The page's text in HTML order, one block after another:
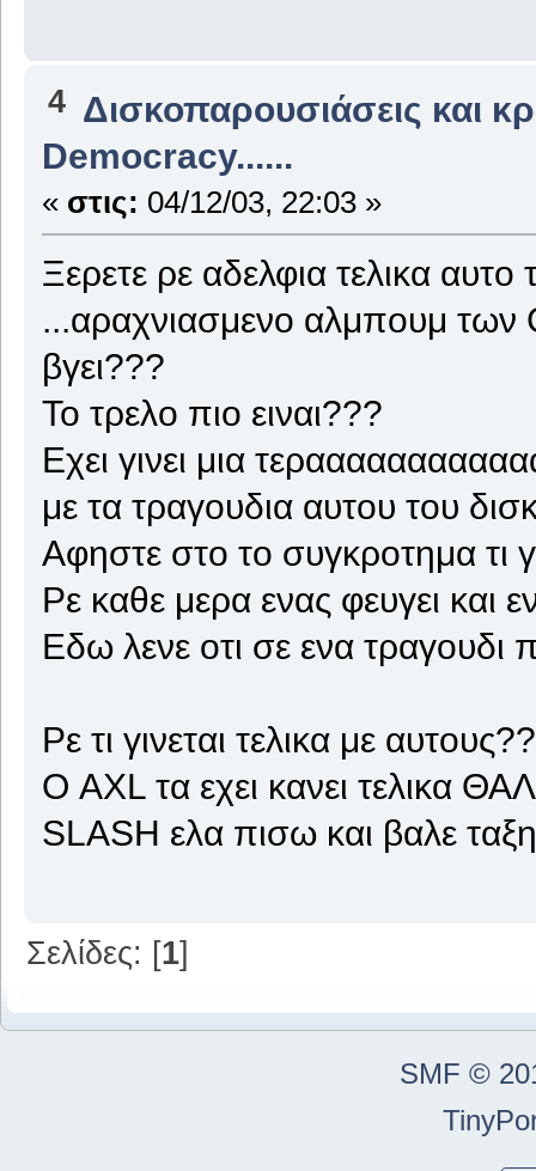
4 Δισκοπαρουσιάσεις και
Democracy......
« στις: 04/12/03, 22:03 »
Ξερετε ρε αδελφια τελικα αυτο
...αραχνιασμενο αλμπουμ των
βγει???
Το τρελο πιο ειναι???
Εχει γινει μια
με τα τραγουδια αυτου του
Αφηστε στο το συγκροτημα τι
Ρε καθε μερα ενας φευγει και
Εδω λενε οτι σε ενα τραγουδι
Ρε τι γινεται τελικα με
Ο AXL τα εχει κανει τελικα
SLASH ελα πισω και βαλε
Σελίδες: [1]
SMF ©